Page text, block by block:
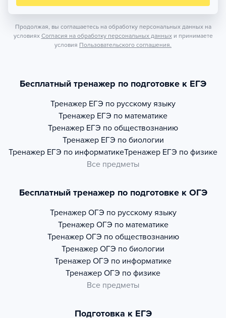
Продолжая, вы соглашаетесь на обработку персональных данных на
условиях Согласия на обработку персональных данных и принимаете
условия Пользовательского соглашения.
Бесплатный тренажер по подготовке к ЕГЭ
Тренажер ЕГЭ по русскому языку
Тренажер ЕГЭ по математике
Тренажер ЕГЭ по обществознанию
Тренажер ЕГЭ по биологии
Тренажер ЕГЭ по информатикеТренажер ЕГЭ по физике
Все предметы
Бесплатный тренажер по подготовке к ОГЭ
Тренажер ОГЭ по русскому языку
Тренажер ОГЭ по математике
Тренажер ОГЭ по обществознанию
Тренажер ОГЭ по биологии
Тренажер ОГЭ по информатике
Тренажер ОГЭ по физике
Все предметы
Подготовка к ЕГЭ